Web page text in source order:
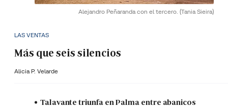
Alejandro Peñaranda con el tercero. (Tania Sieira)
LAS VENTAS
Más que seis silencios
Alicia P. Velarde
Talavante triunfa en Palma entre abanicos